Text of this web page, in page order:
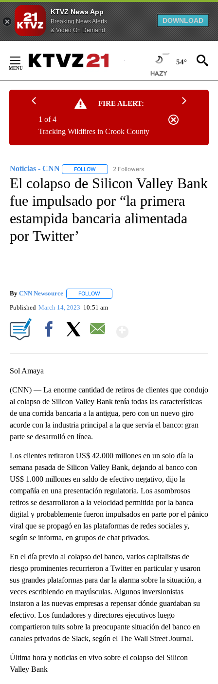
KTVZ News App
Breaking News Alerts
& Video On Demand
DOWNLOAD
Content
54°
FIRE ALERT:
Tracking Wildfires in Crook County
1 of 4
Noticias - CNN FOLLOW FOLLOW "NOTICIAS - CNN" TO RECEIVE
2 Followers
El colapso de Silicon Valley Bank
fue impulsado por “la primera
estampida bancaria alimentada
por Twitter’
By CNN Newsource FOLLOW
Published March 14, 2023 10:51 am
Sol Amaya
(CNN) — La enorme cantidad de retiros de clientes que condujo
al colapso de Silicon Valley Bank tenía todas las características
de una corrida bancaria a la antigua, pero con un nuevo giro
acorde con la industria principal a la que servía el banco: gran
parte se desarrolló en línea.
Los clientes retiraron US$ 42.000 millones en un solo día la
semana pasada de Silicon Valley Bank, dejando al banco con
US$ 1.000 millones en saldo de efectivo negativo, dijo la
compañía en una presentación regulatoria. Los asombrosos
retiros se desarrollaron a la velocidad permitida por la banca
digital y probablemente fueron impulsados ​​en parte por el pánico
viral que se propagó en las plataformas de redes sociales y,
según se informa, en grupos de chat privados.
En el día previo al colapso del banco, varios capitalistas de
riesgo prominentes recurrieron a Twitter en particular y usaron
sus grandes plataformas para dar la alarma sobre la situación, a
veces escribiendo en mayúsculas. Algunos inversionistas
instaron a las nuevas empresas a repensar dónde guardaban su
efectivo. Los fundadores y directores ejecutivos luego
compartieron tuits sobre la preocupante situación del banco en
canales privados de Slack, según el The Wall Street Journal.
Última hora y noticias en vivo sobre el colapso del Silicon
Valley Bank